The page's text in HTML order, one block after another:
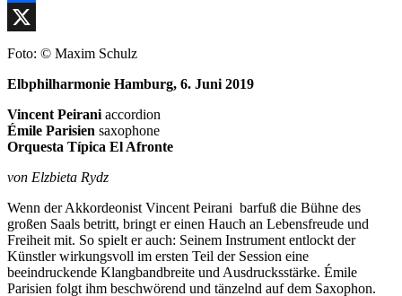
Facebook
X
Foto: © Maxim Schulz
Elbphilharmonie Hamburg, 6. Juni 2019
Vincent Peirani accordion
Émile Parisien saxophone
Orquesta Típica El Afronte
von Elzbieta Rydz
Wenn der Akkordeonist Vincent Peirani barfuß die Bühne des
großen Saals betritt, bringt er einen Hauch an Lebensfreude und
Freiheit mit. So spielt er auch: Seinem Instrument entlockt der
Künstler wirkungsvoll im ersten Teil der Session eine
beeindruckende Klangbandbreite und Ausdrucksstärke. Émile
Parisien folgt ihm beschwörend und tänzelnd auf dem Saxophon.